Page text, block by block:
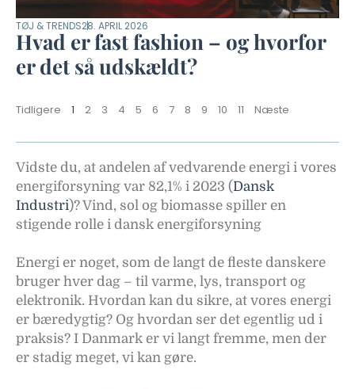
TØJ & TRENDS28. APRIL 2026
Hvad er fast fashion – og hvorfor
er det så udskældt?
Tidligere 1 2 3 4 5 6 7 8 9 10 11 Næste
Vidste du, at andelen af vedvarende energi i vores
energiforsyning var 82,1% i 2023 (Dansk
Industri)? Vind, sol og biomasse spiller en
stigende rolle i dansk energiforsyning
Energi er noget, som de langt de fleste danskere
bruger hver dag – til varme, lys, transport og
elektronik. Hvordan kan du sikre, at vores energi
er bæredygtig? Og hvordan ser det egentlig ud i
praksis? I Danmark er vi langt fremme, men der
er stadig meget, vi kan gøre.